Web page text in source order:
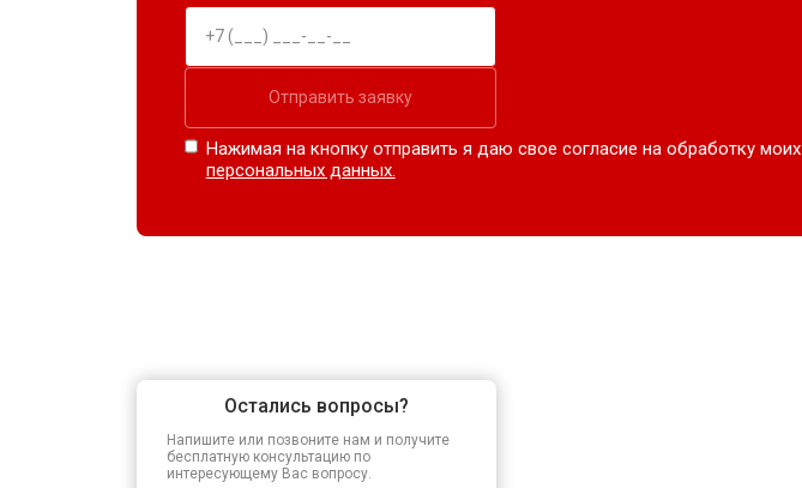
Отправить заявку
Нажимая на кнопку отправить я даю свое согласие на обработку моих
персональных данных.
Остались вопросы?
Напишите или позвоните нам и получите
бесплатную консультацию по
интересующему Вас вопросу.